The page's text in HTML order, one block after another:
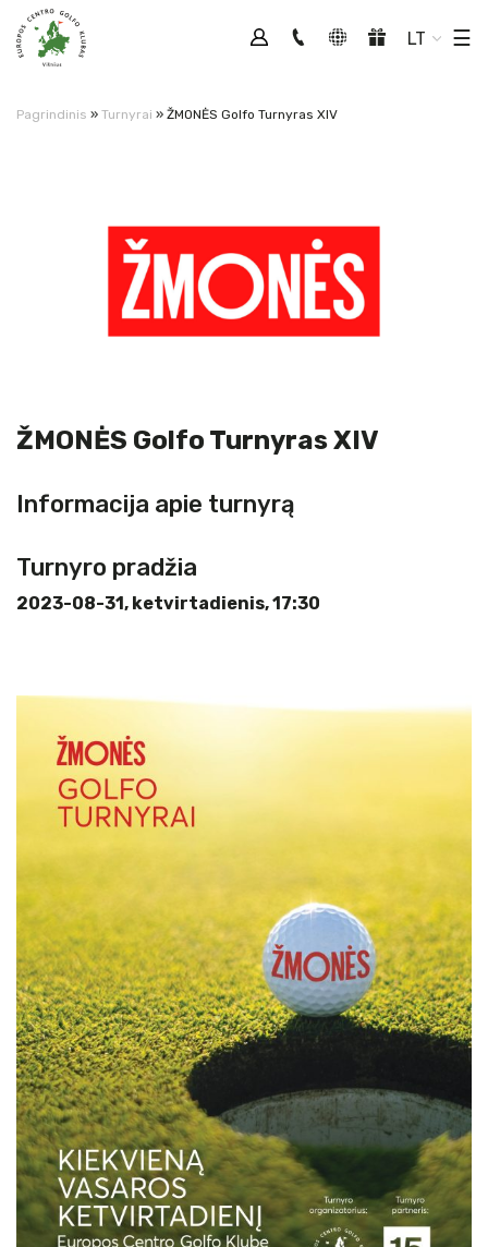
LT ☰
Pagrindinis » Turnyrai » ŽMONĖS Golfo Turnyras XIV
ŽMONĖS Golfo Turnyras XIV
Informacija apie turnyrą
Turnyro pradžia
2023-08-31, ketvirtadienis, 17:30